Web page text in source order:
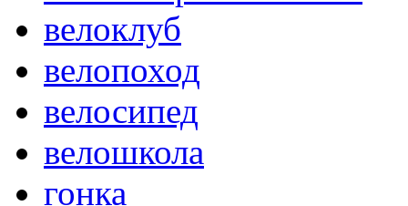
велоклуб
велопоход
велосипед
велошкола
гонка